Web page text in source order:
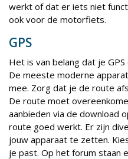
werkt of dat er iets niet
ook voor de motorfiets.
GPS
Het is van belang dat je
De meeste moderne
mee. Zorg dat je de route
De route moet
aanbieden via de download
route goed werkt. Er zijn
jouw apparaat te zetten.
je past. Op het forum staan